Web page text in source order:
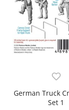
German Truck
Set 1